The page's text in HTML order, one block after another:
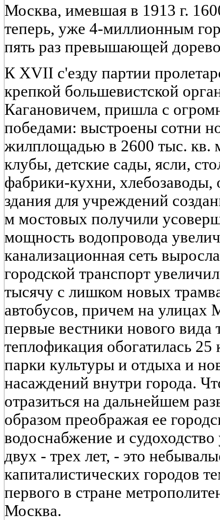
Москва, имевшая в 1913 г.
теперь, уже 4-миллионным
пять раз превышающей
К XVII с'езду партии
крепкой большевистской
Кагановичем, пришла с
победами: выстроены сотни
жилплощадью в 2600 тыс. кв.
клубы, детские сады, ясли,
фабрики-кухни, хлебозаводы,
здания для учреждений
м мостовых получили
мощность водопровода
канализационная сеть
городской транспорт
тысячу с лишком новых
автобусов, причем на
первые вестники нового вида
теплофикация обогатилась
парки культуры и отдыха и
насаждений внутри города.
отразиться на дальнейшем
образом преображая ее
водоснабжение и
двух - трех лет, - это
капиталистических городов
первого в стране
Москва.